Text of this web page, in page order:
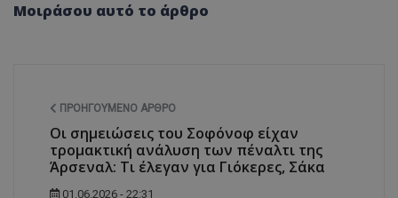
Μοιράσου αυτό το άρθρο
ΠΡΟΗΓΟΎΜΕΝΟ ΆΡΘΡΟ
Οι σημειώσεις του Σοφόνοφ είχαν
τρομακτική ανάλυση των πέναλτι της
Άρσεναλ: Τι έλεγαν για Γιόκερες, Σάκα
01.06.2026 - 22:31